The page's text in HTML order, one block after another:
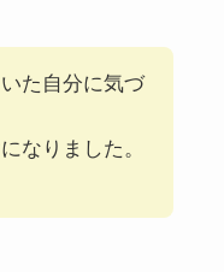
た自分に気づ
なりました。